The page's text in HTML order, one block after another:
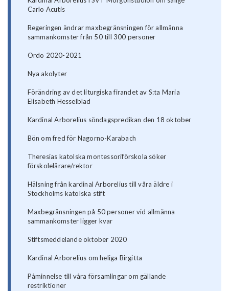
Carlo Acutis
Regeringen ändrar maxbegränsningen för allmänna
sammankomster från 50 till 300 personer
Ordo 2020-2021
Nya akolyter
Förändring av det liturgiska firandet av S:ta Maria
Elisabeth Hesselblad
Kardinal Arborelius söndagspredikan den 18 oktober
Bön om fred för Nagorno-Karabach
Theresias katolska montessoriförskola söker
förskolelärare/rektor
Hälsning från kardinal Arborelius till våra äldre i
Stockholms katolska stift
Maxbegränsningen på 50 personer vid allmänna
sammankomster ligger kvar
Stiftsmeddelande oktober 2020
Kardinal Arborelius om heliga Birgitta
Påminnelse till våra församlingar om gällande
restriktioner